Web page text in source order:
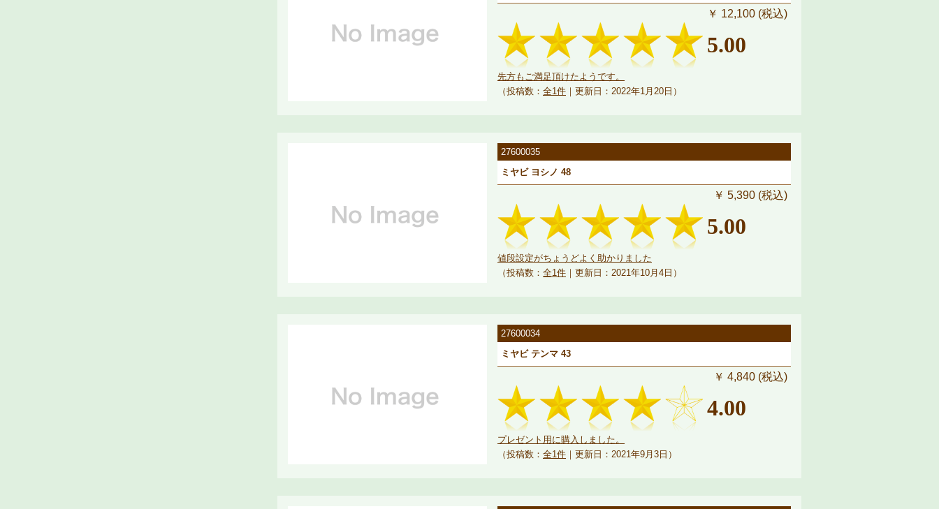
￥ 12,100 (税込)
5.00
先方もご満足頂けたようです。
（投稿数： 全1件 ｜更新日：2022年1月20日）
27600035
ミヤビ ヨシノ 48
￥ 5,390 (税込)
5.00
値段設定がちょうどよく助かりました
（投稿数： 全1件 ｜更新日：2021年10月4日）
27600034
ミヤビ テンマ 43
￥ 4,840 (税込)
4.00
プレゼント用に購入しました。
（投稿数： 全1件 ｜更新日：2021年9月3日）